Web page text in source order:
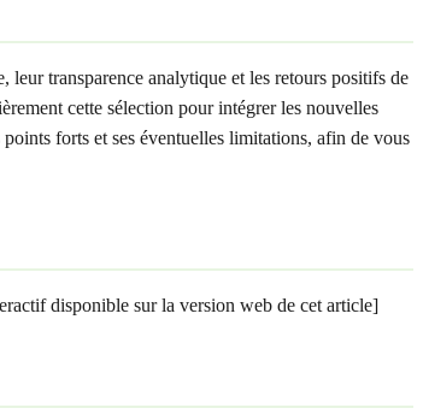
transparence analytique et les retours positifs de
cette sélection pour intégrer les nouvelles
forts et ses éventuelles limitations, afin de vous
disponible sur la version web de cet article]